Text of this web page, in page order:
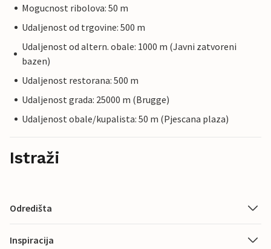
Mogucnost ribolova: 50 m
Udaljenost od trgovine: 500 m
Udaljenost od altern. obale: 1000 m (Javni zatvoreni
bazen)
Udaljenost restorana: 500 m
Udaljenost grada: 25000 m (Brugge)
Udaljenost obale/kupalista: 50 m (Pjescana plaza)
Istraži
Odredišta
Inspiracija